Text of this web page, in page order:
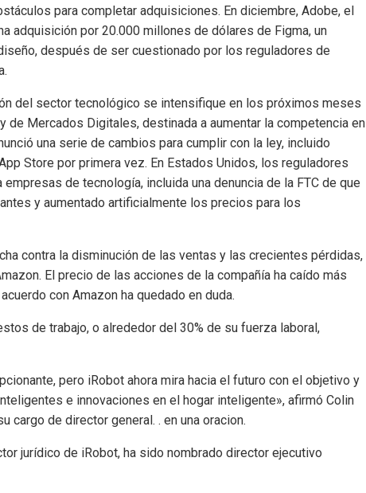
para completar adquisiciones. En diciembre, Adobe, el
adquisición por 20.000 millones de dólares de Figma, un
después de ser cuestionado por los reguladores de
del sector tecnológico se intensifique en los próximos meses
de Mercados Digitales, destinada a aumentar la competencia en
una serie de cambios para cumplir con la ley, incluido
Store por primera vez. En Estados Unidos, los reguladores
de tecnología, incluida una denuncia de la FTC de que
y aumentado artificialmente los precios para los
contra la disminución de las ventas y las crecientes pérdidas,
El precio de las acciones de la compañía ha caído más
con Amazon ha quedado en duda.
de trabajo, o alrededor del 30% de su fuerza laboral,
pero iRobot ahora mira hacia el futuro con el objetivo y
e innovaciones en el hogar inteligente», afirmó Colin
cargo de director general. . en una oracion.
jurídico de iRobot, ha sido nombrado director ejecutivo